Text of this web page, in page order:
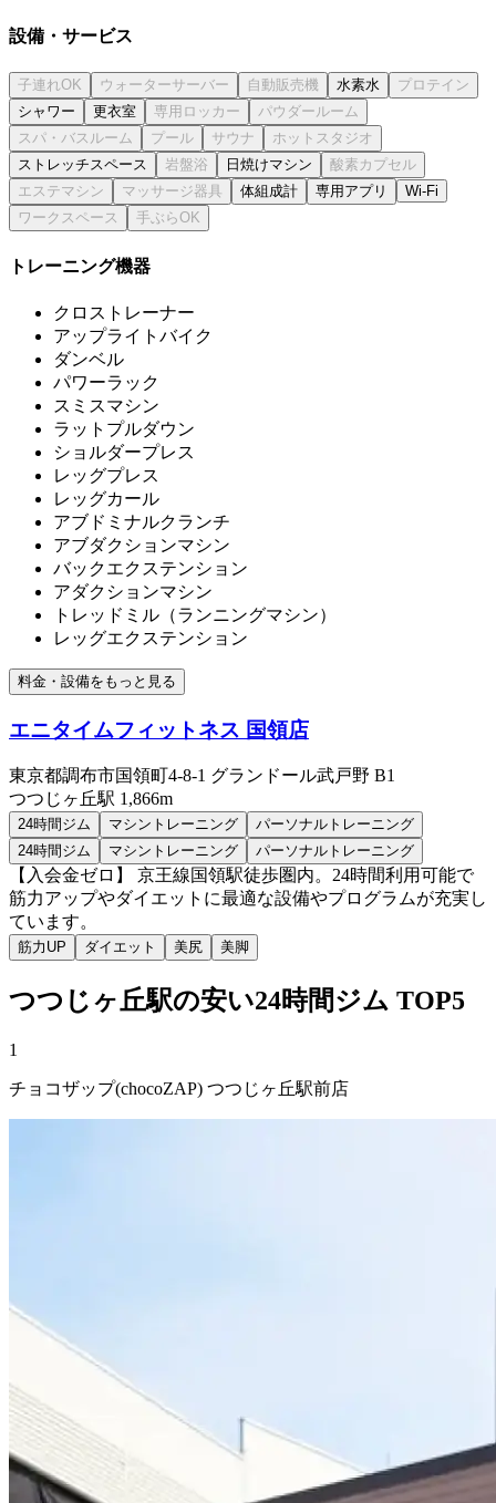
設備・サービス
水素水
シャワー
更衣室
ストレッチスペース
日焼けマシン
体組成計
専用アプリ Wi-Fi
トレーニング機器
クロストレーナー
アップライトバイク
ダンベル
パワーラック
スミスマシン
ラットプルダウン
ショルダープレス
レッグプレス
レッグカール
アブドミナルクランチ
アブダクションマシン
バックエクステンション
アダクションマシン
トレッドミル（ランニングマシン）
レッグエクステンション
料金・設備をもっと見る
エニタイムフィットネス 国領店
東京都調布市国領町4-8-1 グランドール武戸野 B1
つつじヶ丘駅 1,866m
24時間ジム マシントレーニング
パーソナルトレーニング
24時間ジム
マシントレーニング パーソナルトレーニング
【入会金ゼロ】 京王線国領駅徒歩圏内。24時間利用可能で
筋力アップやダイエットに最適な設備やプログラムが充実し
ています。
筋力UP ダイエット 美尻 美脚
つつじヶ丘駅の安い24時間ジム TOP5
1
チョコザップ(chocoZAP) つつじヶ丘駅前店